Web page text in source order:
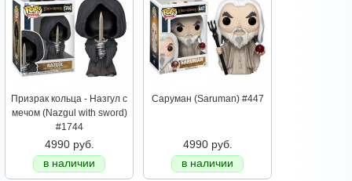
Призрак кольца - Назгул с
мечом (Nazgul with sword)
#1744
4990 руб.
в наличии
Саруман (Saruman) #447
4990 руб.
в наличии